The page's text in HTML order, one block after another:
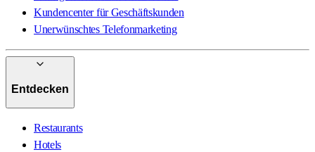
Kundencenter für Geschäftskunden
Unerwünschtes Telefonmarketing
Entdecken
Restaurants
Hotels